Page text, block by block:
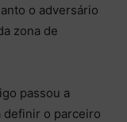
o adversário
zona de
passou a
definir o parceiro